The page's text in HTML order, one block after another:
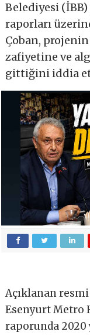
Belediyesi
raporları
Çoban,
zafiyetine ve
gittiğini iddia
Açıklanan
Esenyurt Metro
raporunda 2020